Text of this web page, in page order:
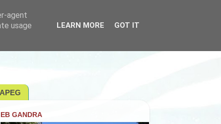
APEG
EB GANDRA
agent
usage
LEARN MORE GOT IT